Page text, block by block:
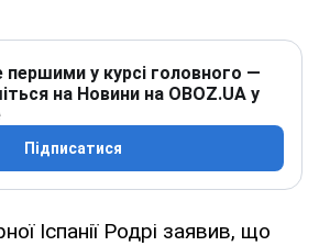
першими у курсі головного —
на Новини на OBOZ.UA у
Підписатися
Іспанії Родрі заявив, що